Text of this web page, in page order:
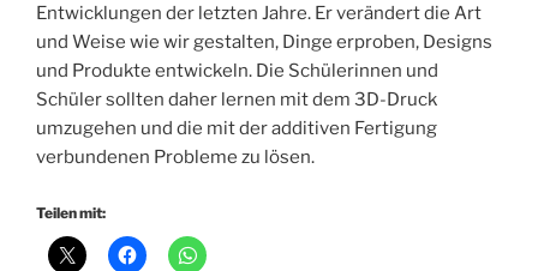
Entwicklungen der letzten Jahre. Er verändert die Art
und Weise wie wir gestalten, Dinge erproben, Designs
und Produkte entwickeln. Die Schülerinnen und
Schüler sollten daher lernen mit dem 3D-Druck
umzugehen und die mit der additiven Fertigung
verbundenen Probleme zu lösen.
Teilen mit: